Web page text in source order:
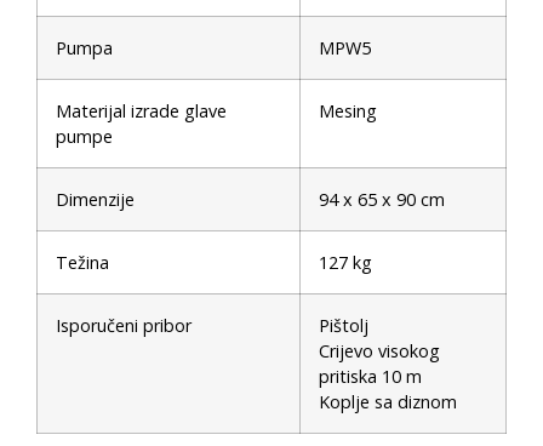
Pumpa MPW5
Materijal izrade glave
pumpe
Mesing
Dimenzije 94 x 65 x 90 cm
Težina 127 kg
Isporučeni pribor
Pištolj
Crijevo visokog
pritiska 10 m
Koplje sa diznom